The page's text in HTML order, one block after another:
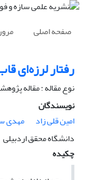
صفحه اصلی
رفتار لرزه‌ای
نوع مقاله : مقاله
نویسندگان
امین قلی زاد
مهدی
دانشگاه محقق اردبیلی
چکیده